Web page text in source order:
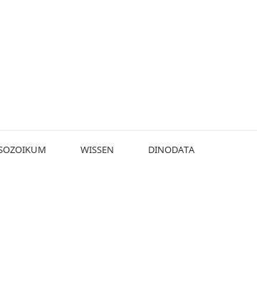
WISSEN DINODATA